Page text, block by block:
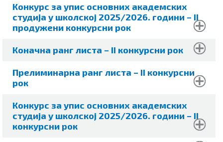
Конкурс за упис основних академских
студија у шкoлској 2025/2026. години – II
продужени конкурсни рок
Коначна ранг листа – II конкурсни рок
Прелиминарна ранг листа – II конкурсни
рок
Конкурс за упис основних академских
студија у шкoлској 2025/2026. години – II
конкурсни рок